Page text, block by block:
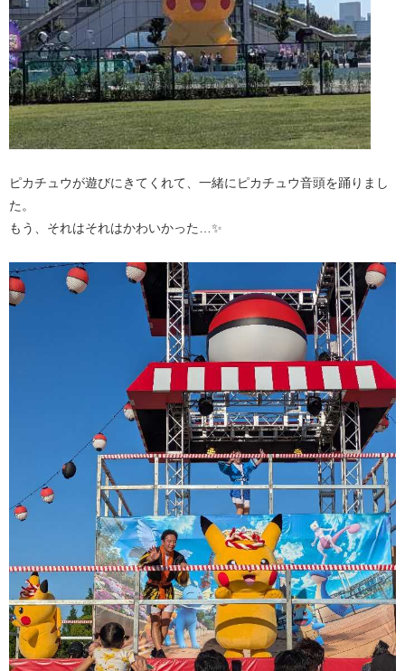
ピカチュウが遊びにきてくれて、一緒にピカチュウ音頭を踊りまし
た。
もう、それはそれはかわいかった…✨